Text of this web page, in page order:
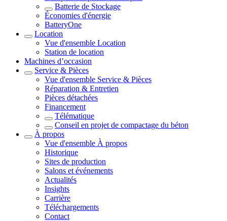
Batterie de Stockage
Économies d'énergie
BatteryOne
Location
Vue d'ensemble Location
Station de location
Machines d’occasion
Service & Pièces
Vue d'ensemble Service & Pièces
Réparation & Entretien
Pièces détachées
Financement
Télématique
Conseil en projet de compactage du béton
À propos
Vue d'ensemble À propos
Historique
Sites de production
Salons et événements
Actualités
Insights
Carrière
Téléchargements
Contact